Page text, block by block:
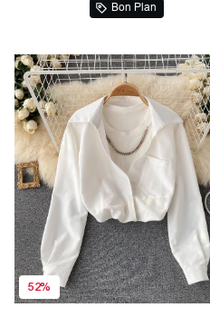
Bon Plan
52%